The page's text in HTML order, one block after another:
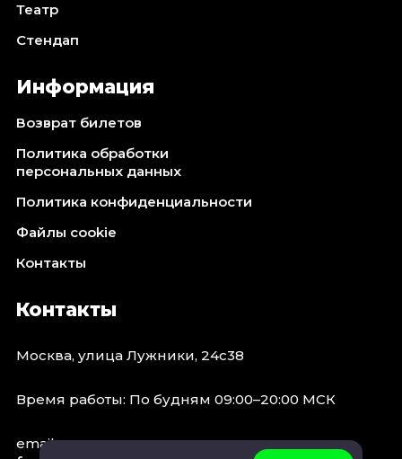
Театр
Стендап
Информация
Возврат билетов
Политика обработки
персональных данных
Политика конфиденциальности
Файлы cookie
Контакты
Контакты
Москва, улица Лужники, 24с38
Время работы: По будням 09:00–20:00 МСК
email: